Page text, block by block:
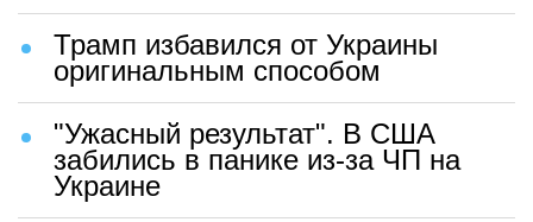
Трамп избавился от Украины
оригинальным способом
"Ужасный результат". В США
забились в панике из-за ЧП на
Украине